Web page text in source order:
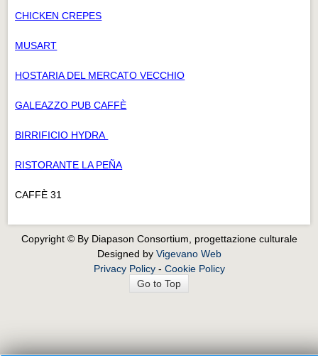
CHICKEN CREPES
MUSART
HOSTARIA DEL MERCATO VECCHIO
GALEAZZO PUB CAFFÈ
BIRRIFICIO HYDRA
RISTORANTE LA PEÑA
CAFFÈ 31
Copyright © By Diapason Consortium, progettazione culturale
Designed by Vigevano Web
Privacy Policy- Cookie Policy
Go to Top